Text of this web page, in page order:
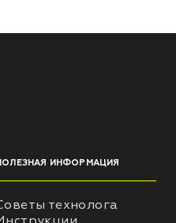
ИНФОРМАЦИЯ
технолога